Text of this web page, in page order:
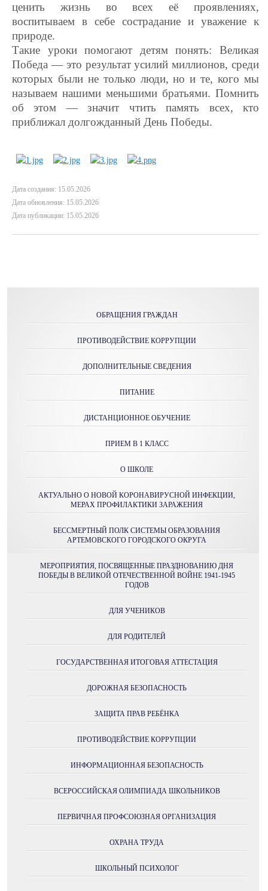
ценить жизнь во всех её проявлениях,
воспитываем в себе сострадание и уважение к
природе.
Такие уроки помогают детям понять: Великая
Победа — это результат усилий миллионов, среди
которых были не только люди, но и те, кого мы
называем нашими меньшими братьями. Помнить
об этом — значит чтить память всех, кто
приближал долгожданный День Победы.
Дата создания: 15.05.2026
Дата обновления: 15.05.2026
Дата публикации: 15.05.2026
ОБРАЩЕНИЯ ГРАЖДАН
ПРОТИВОДЕЙСТВИЕ КОРРУПЦИИ
ДОПОЛНИТЕЛЬНЫЕ СВЕДЕНИЯ
ПИТАНИЕ
ДИСТАНЦИОННОЕ ОБУЧЕНИЕ
ПРИЕМ В 1 КЛАСС
О ШКОЛЕ
АКТУАЛЬНО О НОВОЙ КОРОНАВИРУСНОЙ ИНФЕКЦИИ,
МЕРАХ ПРОФИЛАКТИКИ ЗАРАЖЕНИЯ
БЕССМЕРТНЫЙ ПОЛК СИСТЕМЫ ОБРАЗОВАНИЯ
АРТЕМОВСКОГО ГОРОДСКОГО ОКРУГА
МЕРОПРИЯТИЯ, ПОСВЯЩЕННЫЕ ПРАЗДНОВАНИЮ ДНЯ
ПОБЕДЫ В ВЕЛИКОЙ ОТЕЧЕСТВЕННОЙ ВОЙНЕ 1941-1945
ГОДОВ
ДЛЯ УЧЕНИКОВ
ДЛЯ РОДИТЕЛЕЙ
ГОСУДАРСТВЕННАЯ ИТОГОВАЯ АТТЕСТАЦИЯ
ДОРОЖНАЯ БЕЗОПАСНОСТЬ
ЗАЩИТА ПРАВ РЕБЁНКА
ПРОТИВОДЕЙСТВИЕ КОРРУПЦИИ
ИНФОРМАЦИОННАЯ БЕЗОПАСНОСТЬ
ВСЕРОССИЙСКАЯ ОЛИМПИАДА ШКОЛЬНИКОВ
ПЕРВИЧНАЯ ПРОФСОЮЗНАЯ ОРГАНИЗАЦИЯ
ОХРАНА ТРУДА
ШКОЛЬНЫЙ ПСИХОЛОГ